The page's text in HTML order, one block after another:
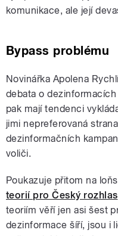
komunikace, ale její
Bypass problému
Novinářka Apolena
debata o
pak mají tendenci
jimi nepreferovaná
dezinformačních
voliči.
Poukazuje přitom na
teorií pro Český rozhlas
teoriím věří jen asi šest
dezinformace šíří, jsou i